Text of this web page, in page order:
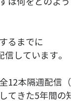
るまでに
しています。
12本隔週配信
てきた5年間の